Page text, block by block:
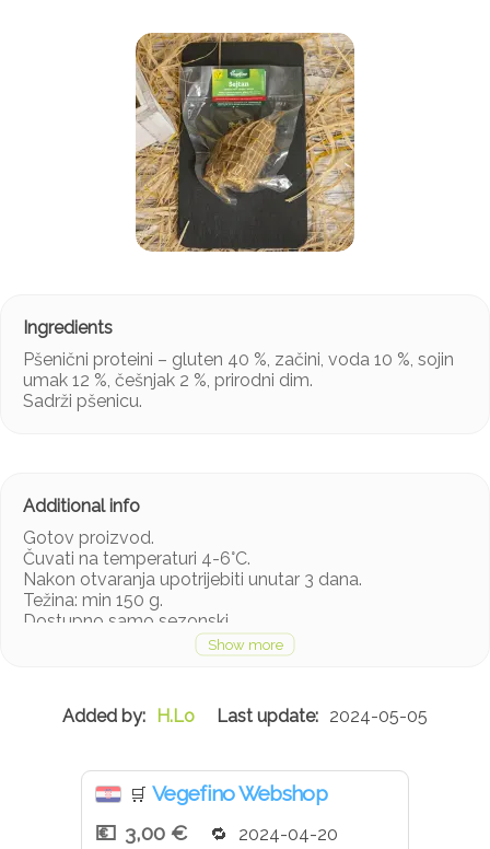
Pšenični proteini – gluten 40 %, začini, voda 10 %, sojin
umak 12 %, češnjak 2 %, prirodni dim.
Sadrži pšenicu.
Gotov proizvod.
Čuvati na temperaturi 4-6°C.
Nakon otvaranja upotrijebiti unutar 3 dana.
Težina: min 150 g.
Dostupno samo sezonski.
H.Lo 2024-05-05
🛒 Vegefino Webshop
3,00 €
2024-04-20